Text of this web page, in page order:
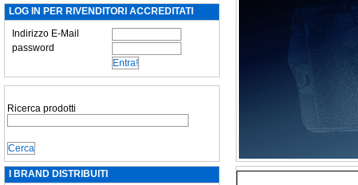
LOG IN PER RIVENDITORI ACCREDITATI
Indirizzo E-Mail
password
Ricerca prodotti
I BRAND DISTRIBUITI